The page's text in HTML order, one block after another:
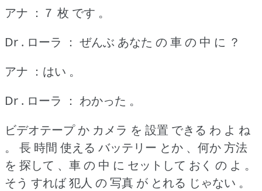
アナ ：７ 枚 です 。
Dr . ローラ ： ぜんぶ あなた の 車 の 中 に ？
アナ ：はい 。
Dr . ローラ ： わかった 。
ビデオテープ か カメラ を 設置 できる わ よ ね
。
長 時間 使える バッテリー とか 、何か 方法
を 探して 、車 の 中 に セットして おく の よ 。
そう すれば 犯人 の 写真 が とれる じゃない 。